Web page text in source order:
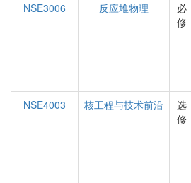
NSE3006
反应堆物理
必
修
NSE4003
核工程与技术前沿
选
修